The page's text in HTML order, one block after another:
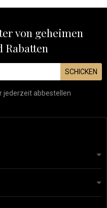
von geheimen
Rabatten
SCHICKEN
jederzeit abbestellen
24 Stunden antworten.
und Versand